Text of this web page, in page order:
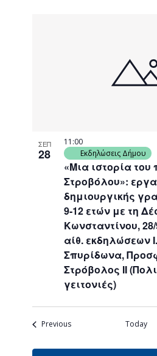
ΣΕΠ
28
«Μια ιστορία του
Στροβόλου»:
δημιουργικής
9-12 ετών με τη
Κωνσταντίνου,
αίθ. εκδηλώσεων
Σπυρίδωνα,
Στρόβολος ΙΙ
γειτονιές)
11:00
Εκδηλώσεις Δήμου
PreviousEvents Today